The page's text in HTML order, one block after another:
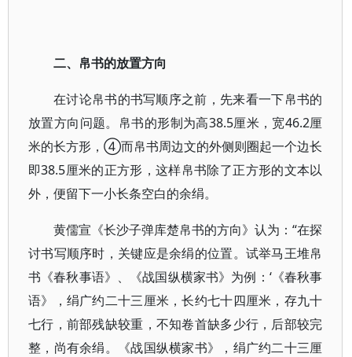
二、帛书的放置方向
在讨论帛书的书写顺序之前，先来看一下帛书的
放置方向问题。帛书的形制为高38.5厘米，宽46.2厘
米的长方形，④而帛书周边文的外侧则圈起一个边长
即38.5厘米的正方形，这样帛书除了正方形的文本以
外，便留下一小长条空白的余绢。
黄儒宣《长沙子弹库楚帛书的方向》认为：“在探
讨书写顺序时，关键应是余绢的位置。试举马王堆帛
书《春秋事语》、《战国纵横家书》为例：‘《春秋事
语》，绢广约二十三厘米，长约七十四厘米，存九十
七行，前部残缺较重，不知卷首缺多少行，后部较完
整，尚有余绢。《战国纵横家书》，绢广约二十三厘